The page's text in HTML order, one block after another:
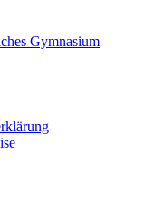
Gymnasium